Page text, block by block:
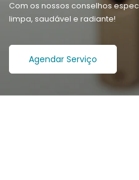
Com os nossos conselhos
limpa, saudável e radiante!
Agendar Serviço